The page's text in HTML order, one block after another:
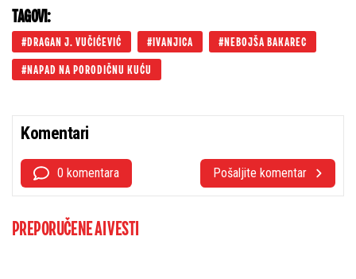
TAGOVI:
DRAGAN J. VUČIĆEVIĆ IVANJICA NEBOJŠA BAKAREC
NAPAD NA PORODIČNU KUĆU
Komentari
0 komentara Pošaljite komentar
PREPORUČENE AI VESTI